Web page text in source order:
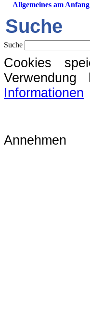
Allgemeines am Anfang
Suche
Suche
Cookies
Informationen
Annehmen